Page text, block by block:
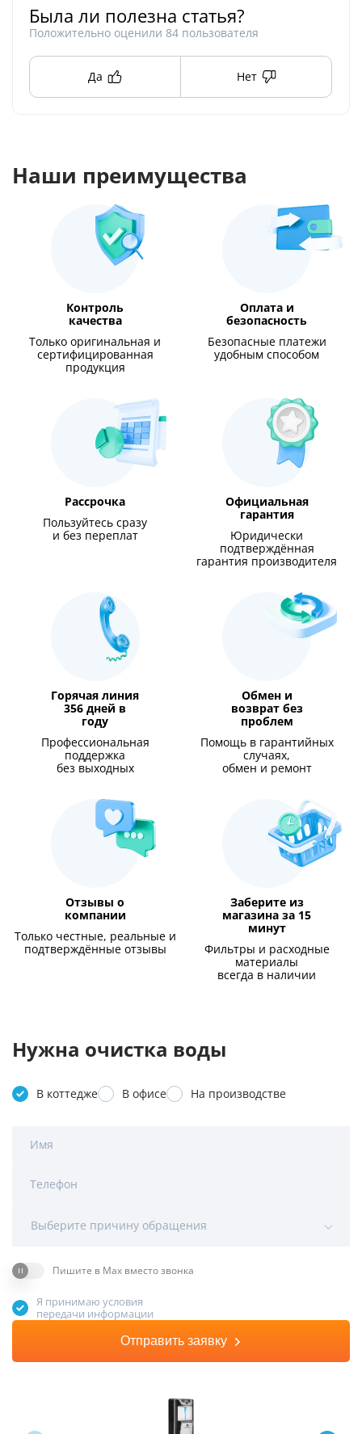
Была ли полезна статья?
Положительно оценили 84 пользователя
Да Нет
Наши преимущества
Контроль
качества
Только оригинальная и
сертифицированная
продукция
Оплата и
безопасность
Безопасные платежи
удобным способом
Рассрочка
Пользуйтесь сразу
и без переплат
Официальная
гарантия
Юридически
подтверждённая
гарантия производителя
Горячая линия
356 дней в
году
Профессиональная
поддержка
без выходных
Обмен и
возврат без
проблем
Помощь в гарантийных
случаях,
обмен и ремонт
Отзывы о
компании
Только честные, реальные и
подтверждённые отзывы
Заберите из
магазина за 15
минут
Фильтры и расходные
материалы
всегда в наличии
Нужна очистка воды
В коттедже В офисе На производстве
Имя
Телефон
Выберите причину обращения
Пишите в Max вместо звонка
Я принимаю условия
передачи информации
Отправить заявку